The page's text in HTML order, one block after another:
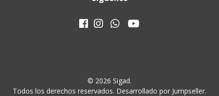
© 2026 Sigad.
Todos los derechos reservados. Desarrollado por Jumpseller.